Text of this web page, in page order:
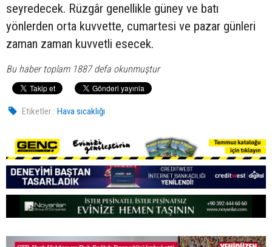
seyredecek. Rüzgâr genellikle güney ve batı
yönlerden orta kuvvette, cumartesi ve pazar günleri
zaman zaman kuvvetli esecek.
Bu haber toplam 1887 defa okunmuştur
Etiketler : Hava sıcaklığı